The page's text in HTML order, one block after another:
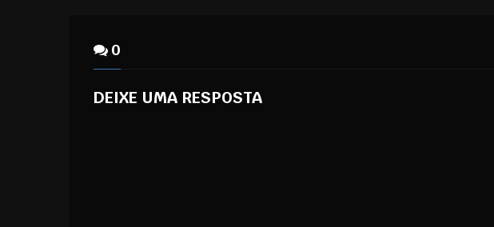
0
DEIXE UMA RESPOSTA